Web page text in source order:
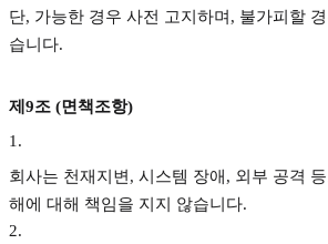
단, 가능한 경우 사전 고지하며, 불가피할
습니다.
제9조 (면책조항)
1 .
회사는 천재지변, 시스템 장애, 외부 공격
해에 대해 책임을 지지 않습니다.
2.